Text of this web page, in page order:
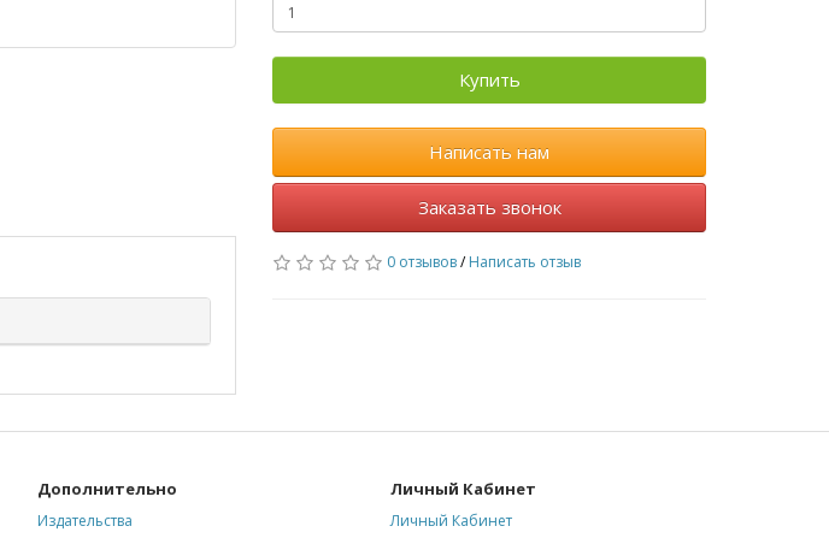
Купить
Написать нам
Заказать звонок
0 отзывов/Написать отзыв
Дополнительно
Издательства
Личный Кабинет
Личный Кабинет